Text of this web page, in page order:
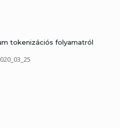
tokenizációs folyamatról